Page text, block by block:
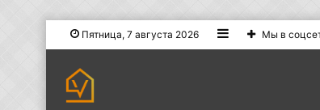
Пятница, 7 августа 2026 Sidebar
Мы в